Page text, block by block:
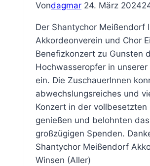
Vondagmar 24. März 2024
Der Shantychor Meißendorf
Akkordeonverein und Chor
Benefizkonzert zu Gunsten
Hochwasseropfer in unserer
ein. Die ZuschauerInnen
abwechslungsreiches und
Konzert in der vollbesetzten
genießen und belohnten
großzügigen Spenden.
Shantychor Meißendorf
Winsen (Aller)